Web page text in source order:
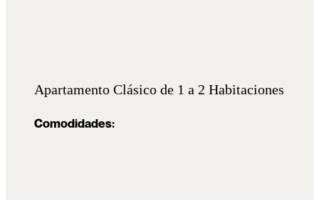
Apartamento Clásico de 1 a 2 Habitaciones
Comodidades: